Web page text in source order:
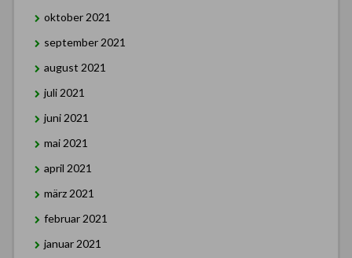
oktober 2021
september 2021
august 2021
juli 2021
juni 2021
mai 2021
april 2021
märz 2021
februar 2021
januar 2021